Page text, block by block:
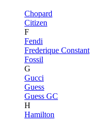
Chopard
Citizen
F
Fendi
Frederique Constant
Fossil
G
Gucci
Guess
Guess GC
H
Hamilton